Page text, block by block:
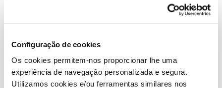
Configuração de cookies
Os cookies permitem-nos proporcionar lhe uma
experiência de navegação personalizada e segura.
Utilizamos cookies e/ou ferramentas similares nos